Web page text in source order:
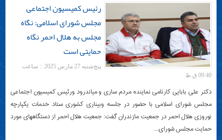
رئیس کمیسیون اجتماعی
مجلس شورای اسلامی: نگاه
مجلس به هلال احمر نگاه
حمایتی است
پنج‌شنبه 27 مارس 2025 :: ساعت
09:40 ق.ظ
دکتر علی بابایی کارنامی نماینده مردم ساری و میاندرود ورئیس کمیسیون اجتماعی
مجلس شورای اسلامی با حضور در جلسه وبیناری کشوری ستاد خدمات یکپارچه
نوروزی هلال احمر در جمعیت مازندران گفت: جمعیت هلال احمر از دستگاههای مورد
حمایت مجلس شورای…